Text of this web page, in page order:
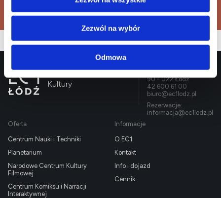
Zezwól na wybór
Odmowa
Kup bilet
EC1 Łódź - Miasto
Kultury
Targowa 1/3
90 - 022 Łódź
42 600 61 00
biuro@ec1lodz.pl
Rezerwacje:
informacja@ec1lodz.pl
Oferta
Centrum Nauki i Techniki
Planetarium
Narodowe Centrum Kultury
Filmowej
Centrum Komiksu i Narracji
Interaktywnej
Informacje
O EC1
Kontakt
Info i dojazd
Cennik